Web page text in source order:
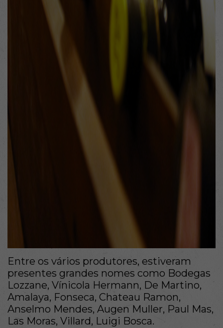
Entre os vários produtores, estiveram
presentes grandes nomes como Bodegas
Lozzane, Vínicola Hermann, De Martino,
Amalaya, Fonseca, Chateau Ramon,
Anselmo Mendes, Augen Muller, Paul Mas,
Las Moras, Villard, Luigi Bosca.